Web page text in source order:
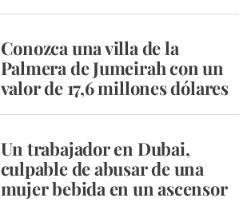
Conozca una villa de la
Palmera de Jumeirah con un
valor de 17,6 millones dólares
Un trabajador en Dubai,
culpable de abusar de una
mujer bebida en un ascensor